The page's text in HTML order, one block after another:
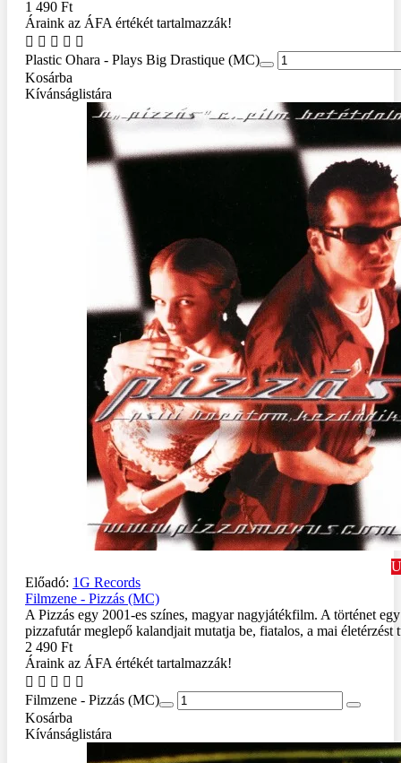
1 490 Ft
Áraink az ÁFA értékét tartalmazzák!
Plastic Ohara - Plays Big Drastique (MC)
Kosárba
Kívánságlistára
Előadó: 1G Records
Filmzene - Pizzás (MC)
A Pizzás egy 2001-es színes, magyar nagyjátékfilm. A történet
pizzafutár meglepő kalandjait mutatja be, fiatalos, a mai életérzést
2 490 Ft
Áraink az ÁFA értékét tartalmazzák!
Filmzene - Pizzás (MC)
Kosárba
Kívánságlistára